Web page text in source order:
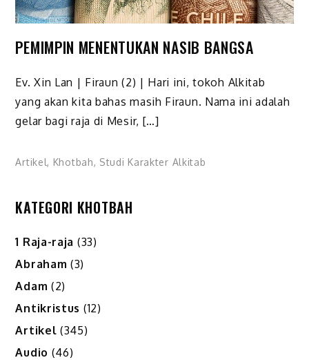
PEMIMPIN MENENTUKAN NASIB BANGSA
Ev. Xin Lan | Firaun (2) | Hari ini, tokoh Alkitab
yang akan kita bahas masih Firaun. Nama ini adalah
gelar bagi raja di Mesir, […]
Artikel, Khotbah, Studi Karakter Alkitab
KATEGORI KHOTBAH
1 Raja-raja (33)
Abraham (3)
Adam (2)
Antikristus (12)
Artikel (345)
Audio (46)